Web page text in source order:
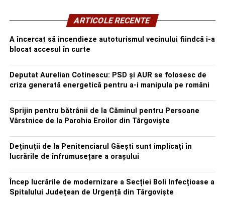
ARTICOLE RECENTE
A încercat să incendieze autoturismul vecinului fiindcă i-a
blocat accesul în curte
Deputat Aurelian Cotinescu: PSD și AUR se folosesc de
criza generată energetică pentru a-i manipula pe români
Sprijin pentru bătrânii de la Căminul pentru Persoane
Vârstnice de la Parohia Eroilor din Târgoviște
Deținuții de la Penitenciarul Găești sunt implicați în
lucrările de înfrumusețare a orașului
Încep lucrările de modernizare a Secției Boli Infecțioase a
Spitalului Județean de Urgență din Târgoviște